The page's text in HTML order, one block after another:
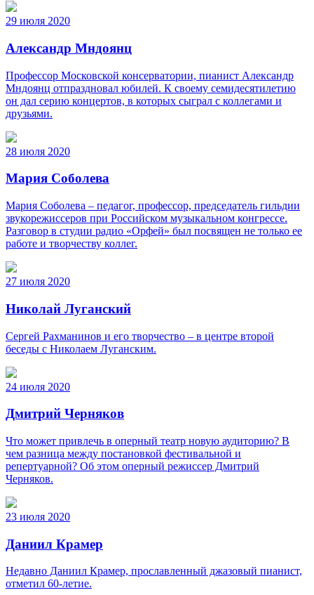
29 июля 2020
Александр Мндоянц
Профессор Московской консерватории, пианист Александр
Мндоянц отпраздновал юбилей. К своему семидесятилетию
он дал серию концертов, в которых сыграл с коллегами и
друзьями.
28 июля 2020
Мария Соболева
Мария Соболева – педагог, профессор, председатель гильдии
звукорежиссеров при Российском музыкальном конгрессе.
Разговор в студии радио «Орфей» был посвящен не только ее
работе и творчеству коллег.
27 июля 2020
Николай Луганский
Сергей Рахманинов и его творчество – в центре второй
беседы с Николаем Луганским.
24 июля 2020
Дмитрий Черняков
Что может привлечь в оперный театр новую аудиторию? В
чем разница между постановкой фестивальной и
репертуарной? Об этом оперный режиссер Дмитрий
Черняков.
23 июля 2020
Даниил Крамер
Недавно Даниил Крамер, прославленный джазовый пианист,
отметил 60-летие.